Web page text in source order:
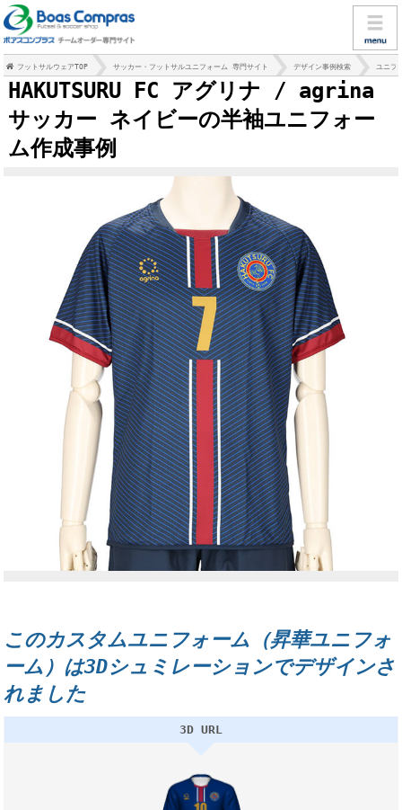
フットサルウェアTOP サッカー・フットサルユニフォーム 専門サイト デザイン事例検索 ユニフ
HAKUTSURU FC アグリナ / agrina
サッカー ネイビーの半袖ユニフォー
ム作成事例
このカスタムユニフォーム（昇華ユニフォ
ーム）は3Dシュミレーションでデザインさ
れました
3D URL